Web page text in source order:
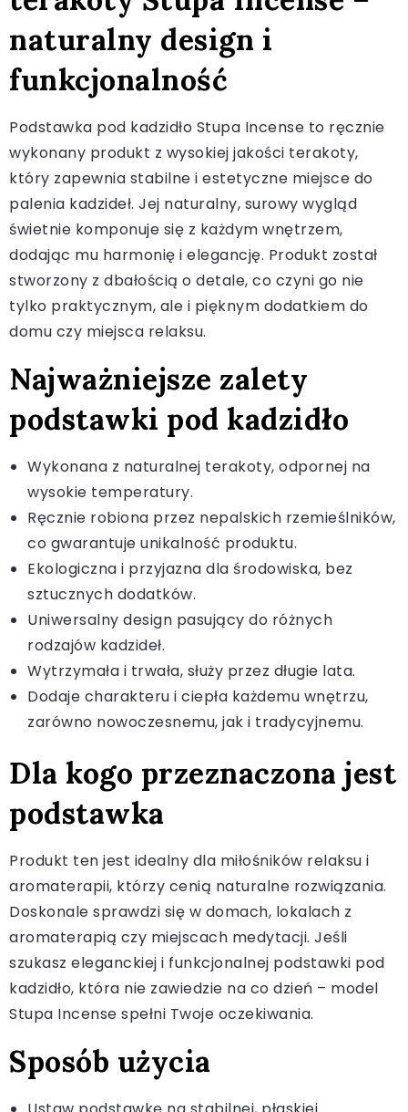
naturalny design i
funkcjonalność
Podstawka pod kadzidło Stupa Incense to ręcznie
wykonany produkt z wysokiej jakości terakoty,
który zapewnia stabilne i estetyczne miejsce do
palenia kadzideł. Jej naturalny, surowy wygląd
świetnie komponuje się z każdym wnętrzem,
dodając mu harmonię i elegancję. Produkt został
stworzony z dbałością o detale, co czyni go nie
tylko praktycznym, ale i pięknym dodatkiem do
domu czy miejsca relaksu.
Najważniejsze zalety
podstawki pod kadzidło
Wykonana z naturalnej terakoty, odpornej na
wysokie temperatury.
Ręcznie robiona przez nepalskich rzemieślników,
co gwarantuje unikalność produktu.
Ekologiczna i przyjazna dla środowiska, bez
sztucznych dodatków.
Uniwersalny design pasujący do różnych
rodzajów kadzideł.
Wytrzymała i trwała, służy przez długie lata.
Dodaje charakteru i ciepła każdemu wnętrzu,
zarówno nowoczesnemu, jak i tradycyjnemu.
Dla kogo przeznaczona jest
podstawka
Produkt ten jest idealny dla miłośników relaksu i
aromaterapii, którzy cenią naturalne rozwiązania.
Doskonale sprawdzi się w domach, lokalach z
aromaterapią czy miejscach medytacji. Jeśli
szukasz eleganckiej i funkcjonalnej podstawki pod
kadzidło, która nie zawiedzie na co dzień – model
Stupa Incense spełni Twoje oczekiwania.
Sposób użycia